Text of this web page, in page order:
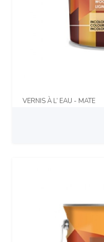
VERNIS À L’ EAU - MATE